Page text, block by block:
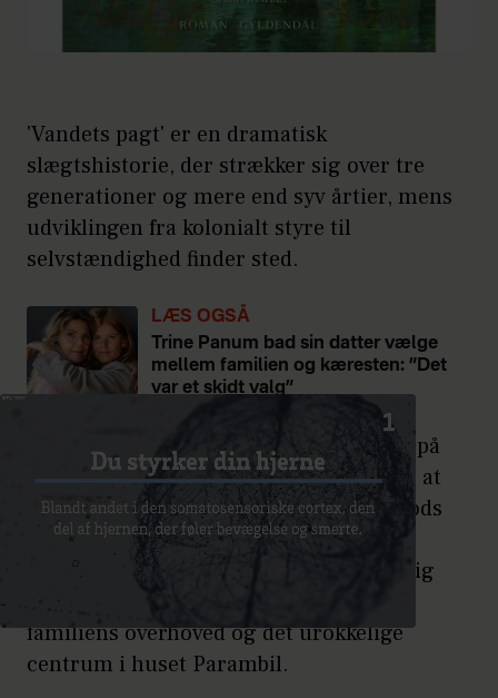
'Vandets pagt' er en dramatisk
slægtshistorie, der strækker sig over tre
generationer og mere end syv årtier, mens
udviklingen fra kolonialt styre til
selvstændighed finder sted.
LÆS OGSÅ
Trine Panum bad sin datter vælge
mellem familien og kæresten: ”Det
var et skidt valg”
I år 1900 bliver 12-årige Mariamma sat på
en båd til Kerala i det sydlige Indien for at
gifte sig med en 40-årig enkemand. Trods
alle Mariammas bange anelser bliver
ægteskabet lykkeligt, og hun udvikler sig
familiens overhoved og det urokkelige
centrum i huset Parambil.